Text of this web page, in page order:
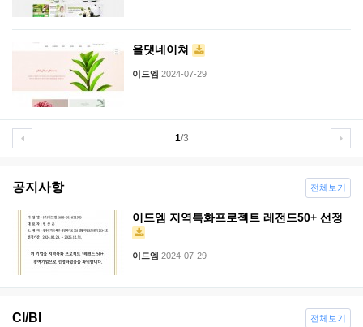
올댓네이쳐
이드엠 2024-07-29
1/3
공지사항
이드엠 지역특화프로젝트 레전드50+ 선정
이드엠 2024-07-29
전체보기
CI/BI 전체보기